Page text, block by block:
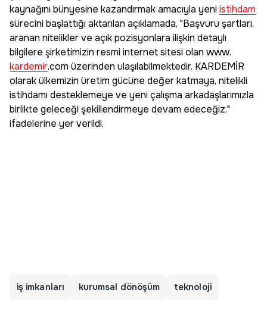
kaynağını bünyesine kazandırmak amacıyla yeniistihdam
sürecini başlattığı aktarılan açıklamada, "Başvuru şartları,
aranan nitelikler ve açık pozisyonlara ilişkin detaylı
bilgilere şirketimizin resmi internet sitesi olan www.
kardemir.com üzerinden ulaşılabilmektedir. KARDEMİR
olarak ülkemizin üretim gücüne değer katmaya, nitelikli
istihdamı desteklemeye ve yeni çalışma arkadaşlarımızla
birlikte geleceği şekillendirmeye devam edeceğiz."
ifadelerine yer verildi.
iş imkanları kurumsal dönöşüm teknoloji